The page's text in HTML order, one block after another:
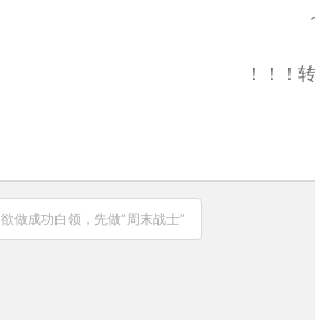
！！！
欲做成功白领，先做“周末战士”